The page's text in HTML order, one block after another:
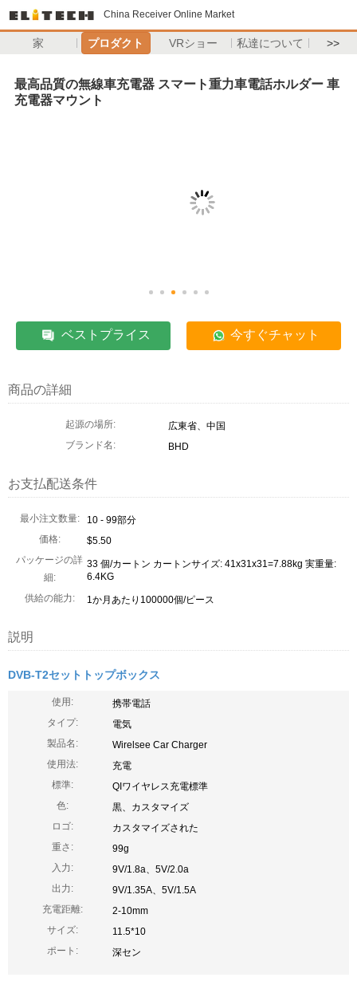
China Receiver Online Market
家 プロダクト VRショー 私達について >>
最高品質の無線車充電器 スマート重力車電話ホルダー 車
充電器マウント
ベストプライス 今すぐチャット
商品の詳細
起源の場所:
広東省、中国
ブランド名:
BHD
お支払配送条件
最小注文数量:
10 - 99部分
価格:
$5.50
パッケージの詳
細:
33 個/カートン カートンサイズ: 41x31x31=7.88kg 実重量:
6.4KG
供給の能力:
1か月あたり100000個/ピース
説明
DVB-T2セットトップボックス
使用:
携帯電話
タイプ:
電気
製品名:
Wirelsee Car Charger
使用法:
充電
標準:
QIワイヤレス充電標準
色:
黒、カスタマイズ
ロゴ:
カスタマイズされた
重さ:
99g
入力:
9V/1.8a、5V/2.0a
出力:
9V/1.35A、5V/1.5A
充電距離:
2-10mm
サイズ:
11.5*10
ポート:
深セン